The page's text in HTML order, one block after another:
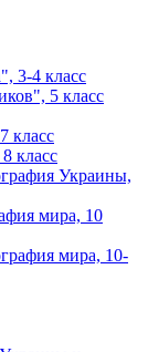
3-4 класс
5 класс
класс
класс
Украины,
мира, 10
мира, 10-